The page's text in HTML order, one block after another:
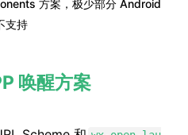
方案，极少部分 Android
支持
唤醒方案